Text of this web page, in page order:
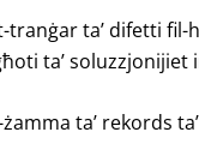
ta’ difetti
ta’
ta’ rekords